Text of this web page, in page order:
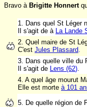
Bravo à Brigitte Honnert
1. Dans quel St Léger
Il s'agit de à La Lande
2. Quel maire de St
C'est Jules Plassard.
3. Dans quelle ville du
Il s'agit de Lens (62).
4. A quel âge mourut
Elle est morte à 101
5. De quelle région de